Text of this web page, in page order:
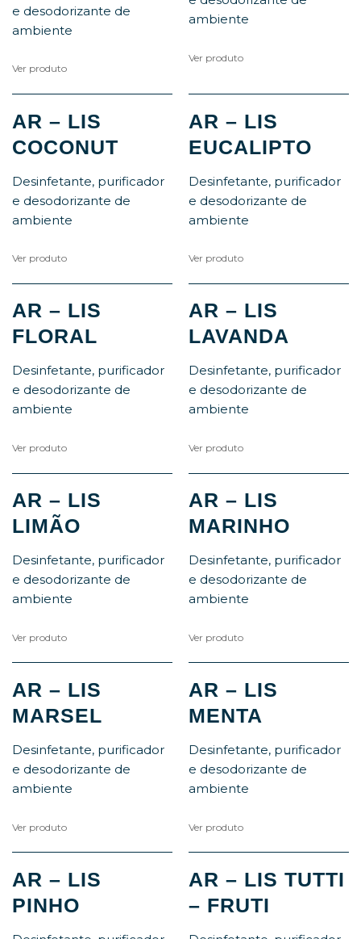
e desodorizante de
ambiente
Ver produto
ambiente
Ver produto
AR – LIS
COCONUT
Desinfetante, purificador
e desodorizante de
ambiente
Ver produto
AR – LIS
EUCALIPTO
Desinfetante, purificador
e desodorizante de
ambiente
Ver produto
AR – LIS
FLORAL
Desinfetante, purificador
e desodorizante de
ambiente
Ver produto
AR – LIS
LAVANDA
Desinfetante, purificador
e desodorizante de
ambiente
Ver produto
AR – LIS
LIMÃO
Desinfetante, purificador
e desodorizante de
ambiente
Ver produto
AR – LIS
MARINHO
Desinfetante, purificador
e desodorizante de
ambiente
Ver produto
AR – LIS
MARSEL
Desinfetante, purificador
e desodorizante de
ambiente
Ver produto
AR – LIS
MENTA
Desinfetante, purificador
e desodorizante de
ambiente
Ver produto
AR – LIS
PINHO
AR – LIS TUTTI
– FRUTI